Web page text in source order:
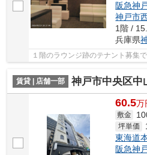
阪急神
神戸市
1階 /
兵庫県
１階のラウンジ跡のテナント募集で
賃貸 | 店舗一部 神戸市中央区中山
60.5万
敷金
坪単価
東海道
阪急神